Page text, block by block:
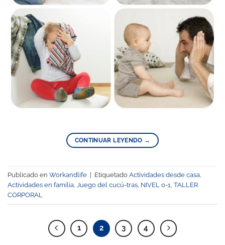
CONTINUAR LEYENDO →
Publicado en Workandlife Etiquetado Actividades desde casa
Actividades en familia Juego del cucú-tras NIVEL 0-1 TALLER
CORPORAL
1 2 3 4